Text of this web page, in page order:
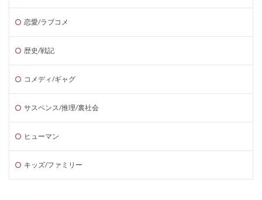
恋愛/ラブコメ
歴史/戦記
コメディ/ギャグ
サスペンス/推理/裏社会
ヒューマン
キッズ/ファミリー